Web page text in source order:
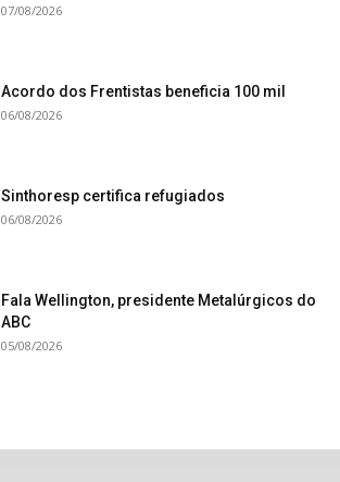
07/08/2026
Acordo dos Frentistas beneficia 100 mil
06/08/2026
Sinthoresp certifica refugiados
06/08/2026
Fala Wellington, presidente Metalúrgicos do
ABC
05/08/2026